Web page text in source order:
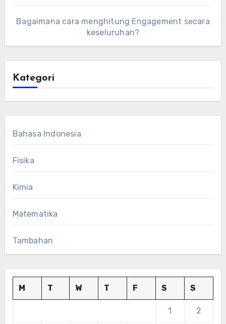
Bagaimana cara menghitung Engagement secara
keseluruhan?
Kategori
Bahasa Indonesia
Fisika
Kimia
Matematika
Tambahan
M T W T F S S
1 2